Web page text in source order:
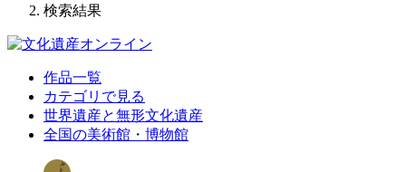
検索結果
作品一覧
カテゴリで見る
世界遺産と無形文化遺産
全国の美術館・博物館